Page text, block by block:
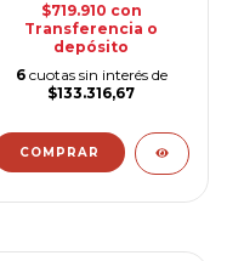
$719.910 con
Transferencia o
depósito
6 cuotas sin interés de
$133.316,67